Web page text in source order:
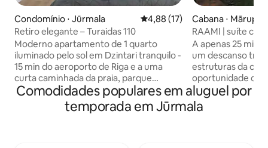
Condomínio ⋅ Jūrmala 4,88 de uma avaliação média
4,88 (17)
Retiro elegante – Turaidas 110
Moderno apartamento de 1 quarto
iluminado pelo sol em Dzintari tranquilo -
15 min do aeroporto de Riga e a uma
curta caminhada da praia, parque
florestal e cafés. Varanda privativa, Wi-Fi
de 339 Mbps, mesa de trabalho. Cozinha
completa com máquina de lavar louça,
Cabana ⋅
RAAMI | suíte
A apenas 25
um descanso
estruturas da
oportunidade de
agitação do dia a
floresta e dos pássaros,
um banho com
Comodidades populares em aluguel por
temporada em Jūrmala